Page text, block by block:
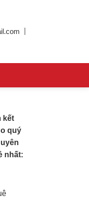
kết
quý
nhất: